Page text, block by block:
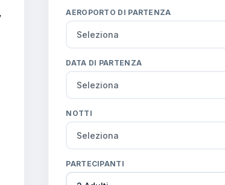
AEROPORTO DI PARTENZA
DATA DI PARTENZA
NOTTI
PARTECIPANTI